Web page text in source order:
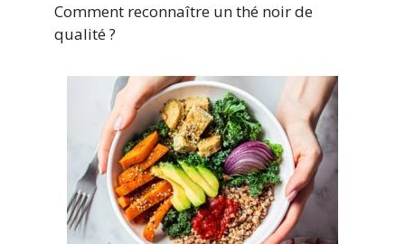
Comment reconnaître un thé noir de
qualité ?